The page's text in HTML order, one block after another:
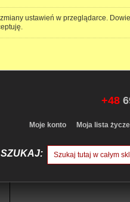
ustawień w przeglądarce.
+48
Moje konto Moja lista
SZUKAJ: